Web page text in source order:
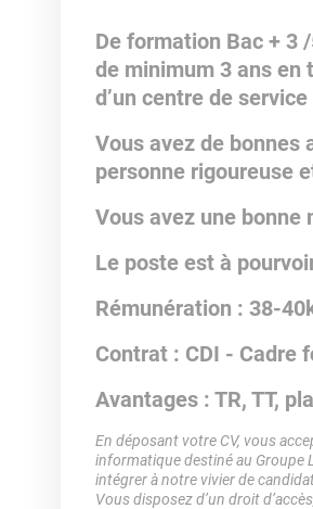
De formation Bac + 3
de minimum 3 ans en
d’un centre de
Vous avez de
personne rigoureuse
Vous avez une
Le poste est à
Rémunération : 38-
Contrat : CDI - Cadre
Avantages : TR, TT,
En déposant votre CV, vous
informatique destiné au Groupe
intégrer à notre vivier de
Vous disposez d’un droit